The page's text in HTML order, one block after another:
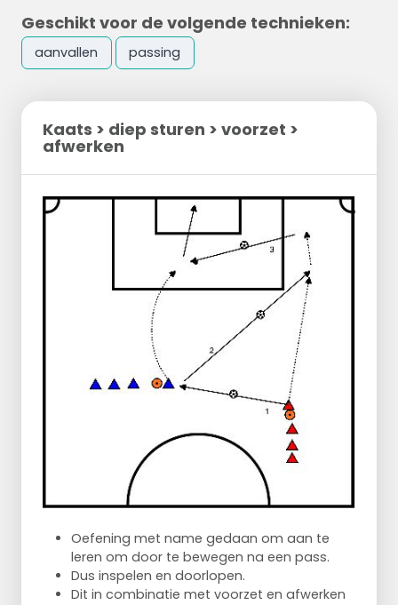
Geschikt voor de volgende technieken:
aanvallen passing
Kaats > diep sturen > voorzet >
afwerken
Oefening met name gedaan om aan te
leren om door te bewegen na een pass.
Dus inspelen en doorlopen.
Dit in combinatie met voorzet en afwerken